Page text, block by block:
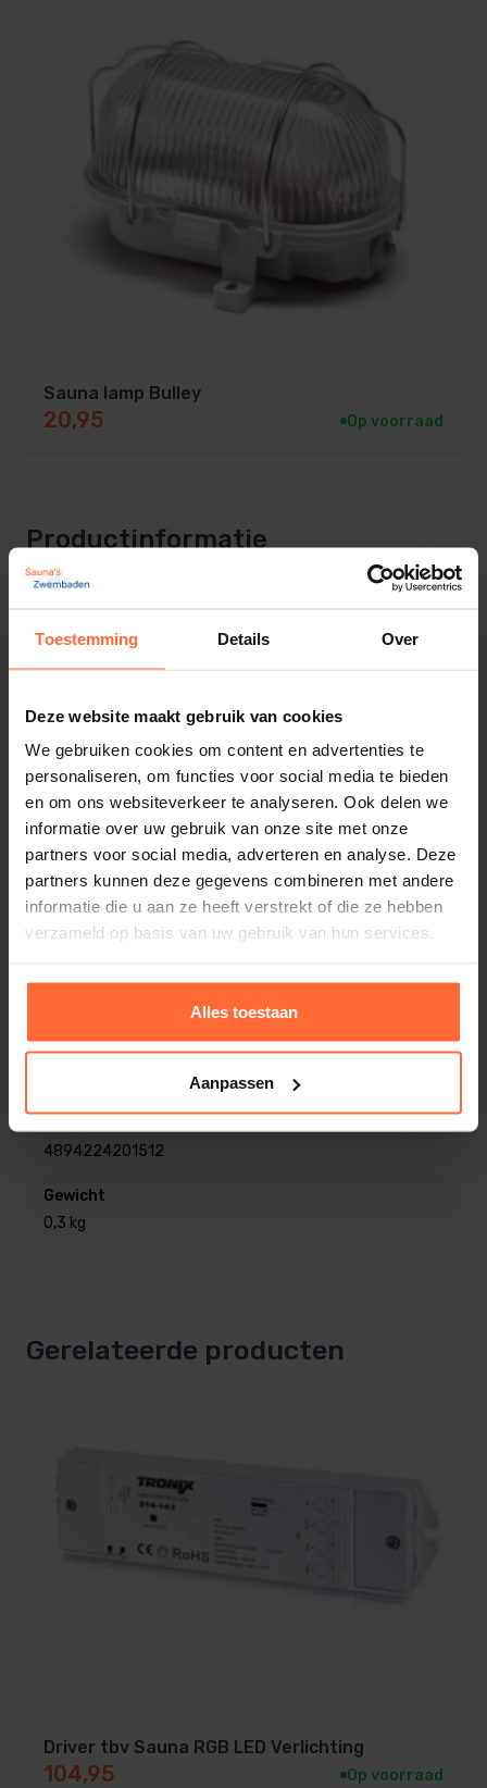
Toestemming Details Over
Deze website maakt gebruik van cookies
We gebruiken cookies om content en advertenties te
personaliseren, om functies voor social media te bieden
en om ons websiteverkeer te analyseren. Ook delen we
informatie over uw gebruik van onze site met onze
partners voor social media, adverteren en analyse. Deze
partners kunnen deze gegevens combineren met andere
informatie die u aan ze heeft verstrekt of die ze hebben
verzameld op basis van uw gebruik van hun services.
Alles toestaan
Aanpassen
Sauna lamp Bulley
20,95 Op voorraad
Productinformatie
Red Ceder saunalamp
Kan zowel als wandmodel of hoekmodel gebruikt
worden.
Red ceder is een natuur product, kleur en tekening
van het hout kan dus altijd iets afwijken.
Afmeting van deze lamp is 17x27x12cm
Let op excl. Fitting
Lees meer
Technische specificaties
SKU
4894224201512
Gewicht
0,3 kg
Gerelateerde producten
Driver tbv Sauna RGB LED Verlichting
104,95 Op voorraad